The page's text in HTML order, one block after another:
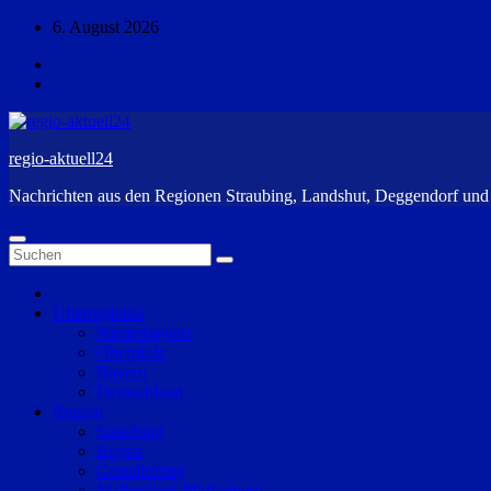
Zum
springen
6. August 2026
regio-aktuell24
Nachrichten aus den Regionen Straubing, Landshut, Deggendorf
Überregional
Niederbayern
Oberpfalz
Bayern
Deutschland
Region
Straubing
Bogen
Geiselhöring